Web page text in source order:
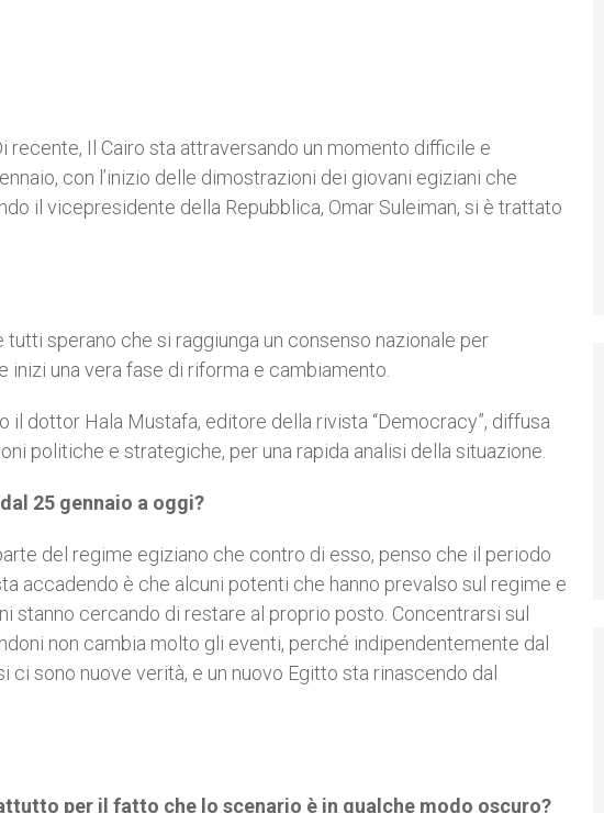
recente, Il Cairo sta attraversando un momento difficile e
con l’inizio delle dimostrazioni dei giovani egiziani che
il vicepresidente della Repubblica, Omar Suleiman, si è trattato
sperano che si raggiunga un consenso nazionale per
una vera fase di riforma e cambiamento.
il dottor Hala Mustafa, editore della rivista “Democracy”, diffusa
politiche e strategiche, per una rapida analisi della situazione.
25 gennaio a oggi?
del regime egiziano che contro di esso, penso che il periodo
accadendo è che alcuni potenti che hanno prevalso sul regime e
stanno cercando di restare al proprio posto. Concentrarsi sul
non cambia molto gli eventi, perché indipendentemente dal
sono nuove verità, e un nuovo Egitto sta rinascendo dal
per il fatto che lo scenario è in qualche modo oscuro?